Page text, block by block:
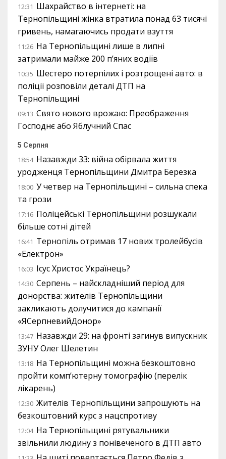
12:31 Шахрайство в інтернеті: на
Тернопільщині жінка втратила понад 63 тисячі
гривень, намагаючись продати взуття
11:26 На Тернопільщині лише в липні
затримали майже 200 п’яних водіїв
10:35 Шестеро потерпілих і розтрощені авто: в
поліції розповіли деталі ДТП на
Тернопільщині
09:13 Свято нового врожаю: Преображення
Господнє або Яблучний Спас
5 Серпня
18:54 Назавжди 33: війна обірвала життя
уродженця Тернопільщини Дмитра Березка
18:00 У четвер на Тернопільщині – сильна спека
та грози
17:16 Поліцейські Тернопільщини розшукали
більше сотні дітей
16:41 Тернопіль отримав 17 нових тролейбусів
«Електрон»
16:03 Ісус Христос Українець?
14:30 Серпень – найскладніший період для
донорства: жителів Тернопільщини
закликають долучитися до кампанії
«ЯСерпневийДонор»
13:47 Назавжди 29: на фронті загинув випускник
ЗУНУ Олег Шелетин
13:18 На Тернопільщині можна безкоштовно
пройти комп’ютерну томографію (перелік
лікарень)
12:30 Жителів Тернопільщини запрошують на
безкоштовний курс з нацспротиву
12:04 На Тернопільщині рятувальники
звільнили людину з понівеченого в ДТП авто